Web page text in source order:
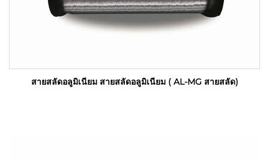
สายสลัดอลูมิเนียม สายสลัดอลูมิเนียม ( AL-MG สายสลัด)